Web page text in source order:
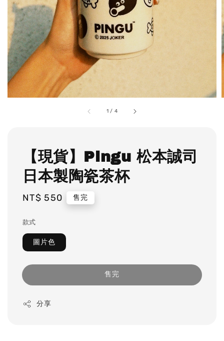
1 / 4
【現貨】Pingu 松本誠司
日本製陶瓷茶杯
Regular
NT$ 550 售完
款式
圖片色
售完
分享